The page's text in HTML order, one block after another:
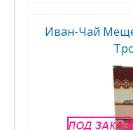
Иван-Чай